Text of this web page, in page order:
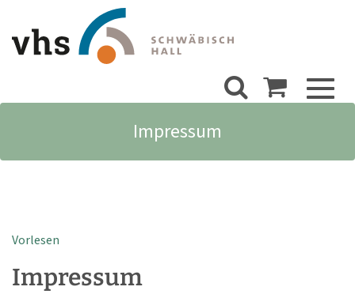
Impressum
Vorlesen
Impressum